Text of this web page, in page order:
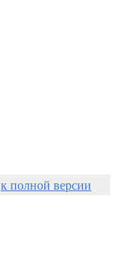
к полной версии